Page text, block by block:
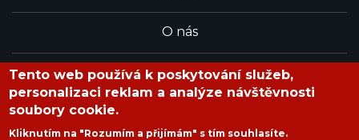
O nás
Redakce
Tento web používá k poskytování služeb,
personalizaci reklam a analýze návštěvnosti
soubory cookie.
Kliknutím na "Rozumím a přijímám" s tím souhlasíte.